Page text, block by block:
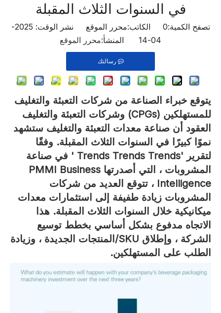
في السنوات الثلاث المقبلة
تصفح الكمية:0
الكاتب:محرر الموقع نشر الوقت: 2025-
04-14 المنشأ:
محرر الموقع
رسالتك
يتوقع خبراء الصناعة من شركات التعبئة والتغليف
للمستهلكين (CPGs) وشركات التعبئة والتغليف
العقود أن صناعة معدات التعبئة والتغليف ستشهد
نموًا كبيرًا في السنوات الثلاث المقبلة. وفقًا
لتقرير 'Trends Trends Trends ' في صناعة
المشروبات ، التي أصدرتها PMMI Business
Intelligence ، تتوقع العديد من شركات
المشروبات زيادة طفيفة إلى استثمارات معدات
ميكانيكية خلال السنوات الثلاث المقبلة. هذا
الاتجاه مدفوع بشكل أساسي بخطط توسيع
الشركة ، وإطلاق SKU/المنتجات الجديدة ، وزيادة
الطلب على المستهلكين.